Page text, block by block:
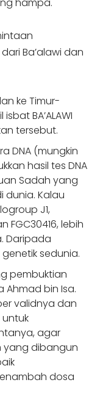
Ba’alawi dan
ke Timur-
BA’ALAWI
tersebut.
DNA (mungkin
hasil tes DNA
Sadah yang
dunia. Kalau
J1,
FGC30416, lebih
Daripada
sedunia.
pembuktian
bin Isa.
validnya dan
agar
yang dibangun
dosa